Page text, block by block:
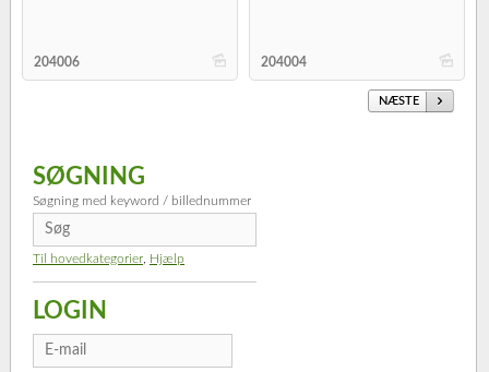
b
204006 b
204004
NÆSTE
SØGNING
Søgning med keyword / billednummer
Til hovedkategorier Hjælp
LOGIN